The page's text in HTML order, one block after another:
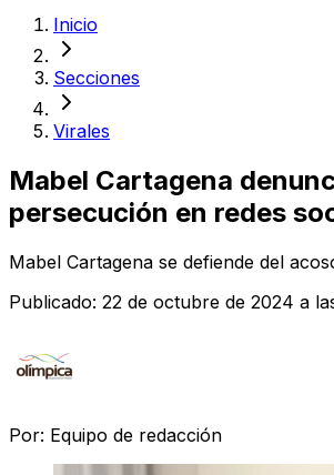
Inicio
Secciones
Virales
Mabel Cartagena
persecución en redes
Mabel Cartagena se defiende del
Publicado: 22 de octubre de 2024 a
Por: Equipo de redacción